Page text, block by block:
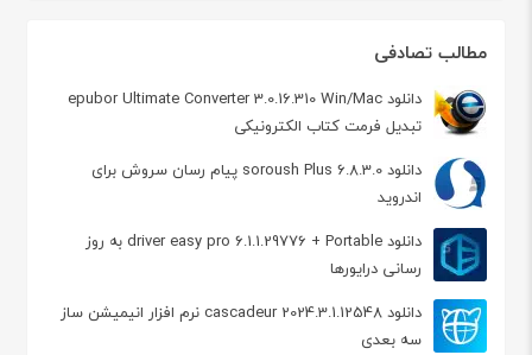
مطالب تصادفی
دانلود epubor Ultimate Converter 3.0.16.310 Win/Mac
تبدیل فرمت کتاب الکترونیکی
دانلود soroush Plus 6.8.3.0 پیام رسان سروش برای
اندروید
دانلود driver easy pro 6.1.1.29776 + Portable به روز
رسانی درایورها
دانلود cascadeur 2024.3.1.12548 نرم افزار انیمیشن ساز
سه بعدی